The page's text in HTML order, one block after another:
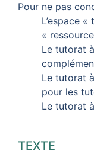
Pour ne pas
L’espace
«
Le tutorat
Le tutorat
pour les
Le tutorat
TEXTE